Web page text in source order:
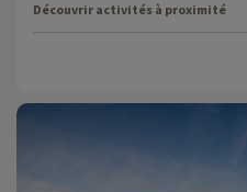
Découvrir activités à proximité